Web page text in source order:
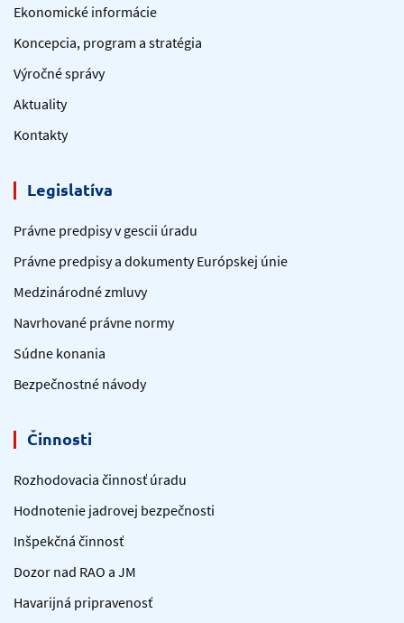
Ekonomické informácie
Koncepcia, program a stratégia
Výročné správy
Aktuality
Kontakty
Legislatíva
Právne predpisy v gescii úradu
Právne predpisy a dokumenty Európskej únie
Medzinárodné zmluvy
Navrhované právne normy
Súdne konania
Bezpečnostné návody
Činnosti
Rozhodovacia činnosť úradu
Hodnotenie jadrovej bezpečnosti
Inšpekčná činnosť
Dozor nad RAO a JM
Havarijná pripravenosť